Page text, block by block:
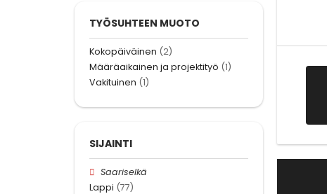
TYÖSUHTEEN MUOTO
Kokopäiväinen (2)
Määräaikainen ja projektityö (1)
Vakituinen (1)
SIJAINTI
Saariselkä
Lappi (77)